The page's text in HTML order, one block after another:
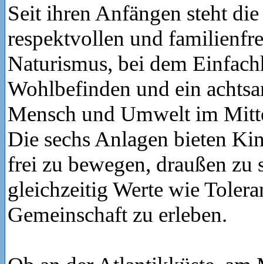
Seit ihren Anfängen steht
respektvollen und
Naturismus, bei dem
Wohlbefinden und ein
Mensch und Umwelt im
Die sechs Anlagen bieten
frei zu bewegen, draußen zu
gleichzeitig Werte wie
Gemeinschaft zu erleben.